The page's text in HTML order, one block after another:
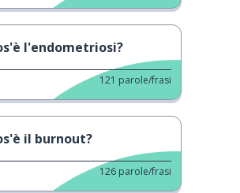
l'endometriosi?
121 parole/frasi
il burnout?
126 parole/frasi